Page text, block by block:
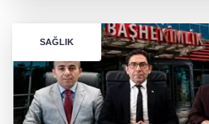
SAĞLIK